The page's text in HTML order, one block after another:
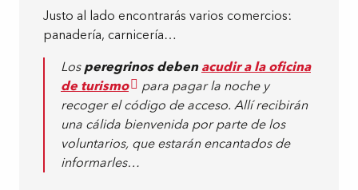
Justo al lado encontrarás varios comercios:
panadería, carnicería…
Losperegrinos debenacudir a la oficina
de turismo
para pagar la noche y
recoger el código de acceso. Allí recibirán
una cálida bienvenida por parte de los
voluntarios, que estarán encantados de
informarles…